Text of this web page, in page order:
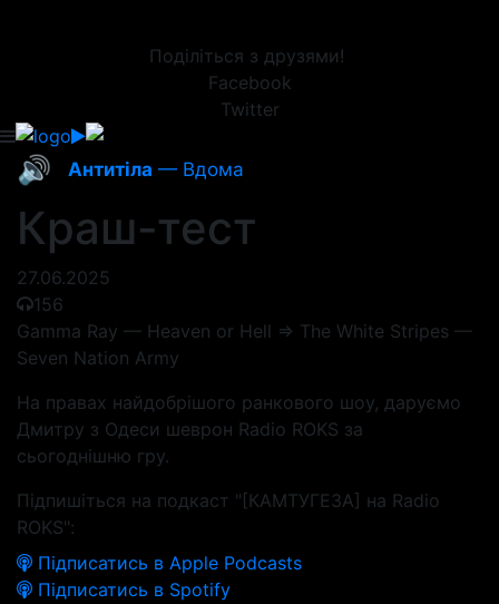
Поділіться з друзями!
Facebook
Twitter
🔊 Антитіла — Вдома
Краш-тест
27.06.2025
156
Gamma Ray — Heaven or Hell => The White Stripes —
Seven Nation Army
На правах найдобрішого ранкового шоу, даруємо
Дмитру з Одеси шеврон Radio ROKS за
сьогоднішню гру.
Підпишіться на подкаст "[КАМТУГЕЗА] на Radio
ROKS":
Підписатись в Apple Podcasts
Підписатись в Spotify